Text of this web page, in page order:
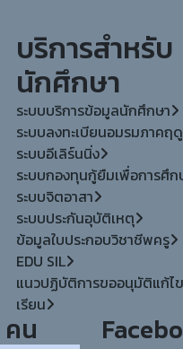
บริการสำหรับ
นักศึกษา
ระบบบริการข้อมูลนักศึกษา
ระบบลงทะเบียนอมรมภาคฤ
ระบบอีเลิร์นนิ่ง
ระบบกองทุนกู้ยืมเพื่อการศึก
ระบบจิตอาสา
ระบบประกันอุบัติเหตุ
ข้อมูลใบประกอบวิชาชีพครู
EDU SIL
แนวปฏิบัติการขออนุมัติแก้ไ
เรียน
คน